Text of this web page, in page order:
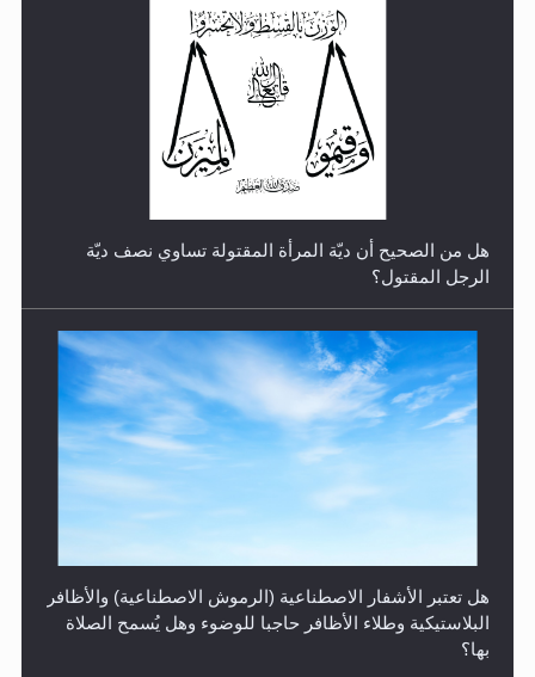
رأيٌ في لغة المسيح الموعود عليه السلام.. 4...
الهجرة: بحث عن الأمن والسلام في سبيل إرساء الأمن
هل من الصحيح أن ديّة المرأة المقتولة تساوي نصف ديّة
الرجل المقتول؟
هل تعتبر الأشفار الاصطناعية (الرموش الاصطناعية) والأظافر
البلاستيكية وطلاء الأظافر حاجبا للوضوء وهل يُسمح الصلاة
بها؟